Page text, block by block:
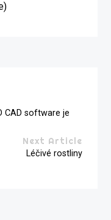
CAD software je
Next Article
Léčivé rostliny